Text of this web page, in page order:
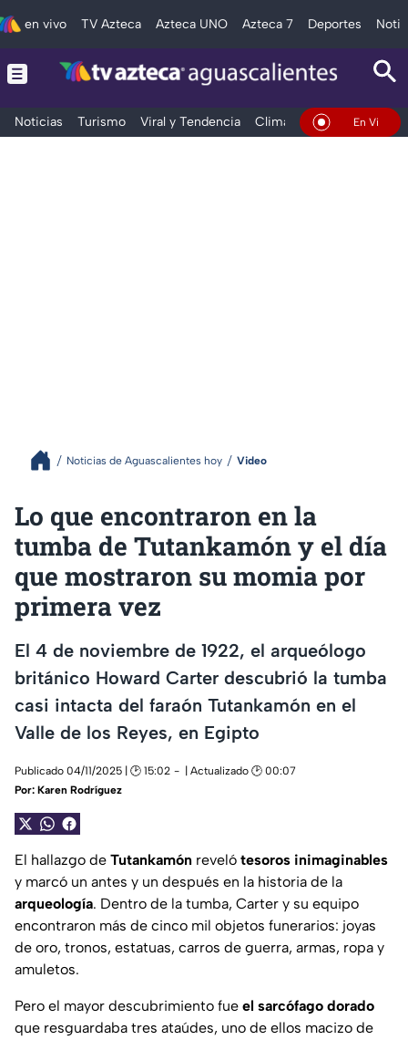
en vivo TV Azteca Azteca UNO Azteca 7 Deportes
Noticias Turismo Viral y Tendencia Clima DeportesEn Vivo
Noticias de Aguascalientes hoy Video
Lo que encontraron en la
tumba de Tutankamón y el día
que mostraron su momia por
primera vez
El 4 de noviembre de 1922, el arqueólogo
británico Howard Carter descubrió la tumba
casi intacta del faraón Tutankamón en el
Valle de los Reyes, en Egipto
Publicado 04/11/2025 | 🕑 15:02
| Actualizado 🕑 00:07
Por: Karen Rodríguez
El hallazgo de Tutankamón reveló tesoros inimaginables
y marcó un antes y un después en la historia de la
arqueología. Dentro de la tumba, Carter y su equipo
encontraron más de cinco mil objetos funerarios: joyas
de oro, tronos, estatuas, carros de guerra, armas, ropa y
amuletos.
Pero el mayor descubrimiento fue el sarcófago dorado
que resguardaba tres ataúdes, uno de ellos macizo de